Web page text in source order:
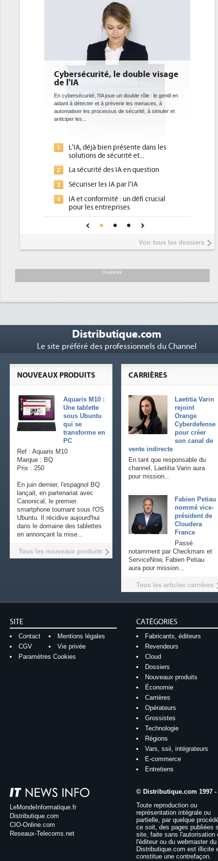
le double visage
l'IA joue un double rôle : le gentil en
et à prévenir les menaces, à
les processus de sécurité, à simuler et
déjà bien présente dans les
des IA en question
les IA par l'IA
conformité : un défi crucial
IA de confiance pour une IA
DEE: l'efficacité
bientôt une obligation
datacenters
Des datacenters plus durables et plus
ce que recherchent les pouvoirs
1
Qu'est-ce que la DEE
d'efficacité énergétique)
2
DEE, une pression
place pour répondre à...
Phocea DC dans les
DEE
Interview de Fabrice
président de Digital
soutient les...
Voir tous les dossiers
Publicité
Distributique.com
Le site préféré des professionnels du Channel
CARRIÈRES
Laetitia Varin
rejoint
Orange
Cyberdefense
pour créer
son canal de
vente indirecte
En tant que responsable du
channel, Laetitia Varin aura
pour mission...
Fabien Petiau
nommé vice-
président de
Cloudera
France
Passé
notamment par Checkmarx et
ServiceNow, Fabien Petiau
aura pour mission...
Tous les articles carrières
NOUVEAUX PRODUITS
Aquaris M10 :
Une tablette
sous Ubuntu
qui se
transforme en
PC
Ref : Aquaris M10
Marque : BQ
Prix : 250
En juin dernier, l'espagnol BQ
lançait, en partenariat avec
Canonical, le premier
smartphone tournant sous l'OS
Ubuntu. Il récidive aujourd'hui
dans le domaine des tablettes
en annonçant la mise...
Tous les nouveaux produits
SITE
Contact
Mentions légales
CGV
Vie privée
Paramètres Cookies
CATÉGORIES
Fabricants, éditeurs
Revendeurs
Cloud
Dossiers
Nouveaux produits
Économie
Carrières
Opérateurs
Grossistes
Technologie
Régions
Vars, ssii, intégrateurs
E-commerce
Entretiens
LeMondeInformatique.fr
Distributique.com
CIO-Online.com
Reseaux-Telecoms.net
© Distributique.com 1997 -
Toute reproduction ou
représentation intégrale ou
partielle, par quelque
ce soit, des pages publiées
site, faite sans l'autorisation
l'éditeur ou du webmaster
Distributique.com est illicite
constitue une contrefaçon.